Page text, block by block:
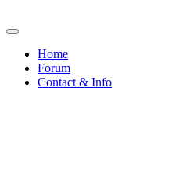
Home
Forum
Contact & Info